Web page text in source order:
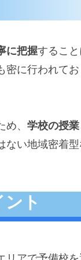
に把握するこ
密に行われて
、 学校の授
い地域密着
ト